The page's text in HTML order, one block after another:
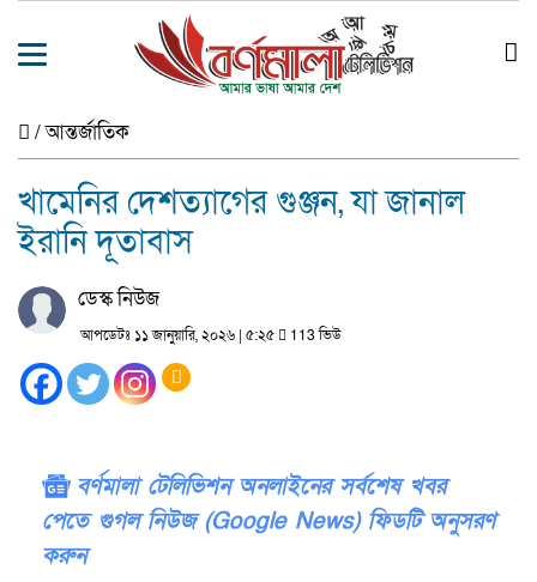
/আন্তর্জাতিক
খামেনির দেশত্যাগের গুঞ্জন, যা জানাল
ইরানি দূতাবাস
ডেস্ক নিউজ
আপডেটঃ ১১ জানুয়ারি, ২০২৬ | ৫:২৫ 113 ভিউ
বর্ণমালা টেলিভিশন অনলাইনের সর্বশেষ খবর
পেতে গুগল নিউজ (Google News) ফিডটি অনুসরণ
করুন